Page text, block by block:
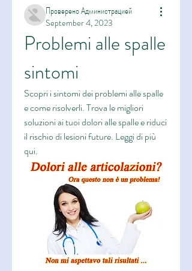
Проверено Администрацией
September 4, 2023
Problemi alle spalle
sintomi
Scopri i sintomi dei problemi alle spalle
e come risolverli. Trova le migliori
soluzioni ai tuoi dolori alle spalle e riduci
il rischio di lesioni future. Leggi di più
qui.